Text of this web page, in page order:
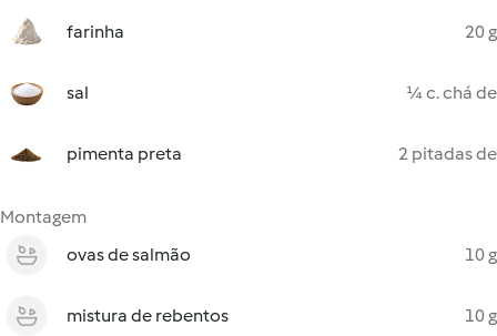
farinha 20 g
sal ¼ c. chá de
pimenta preta 2 pitadas de
Montagem
ovas de salmão
10 g
mistura de rebentos 10 g